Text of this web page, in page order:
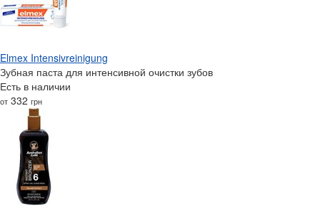
Elmex Intensivreinigung
Зубная паста для интенсивной очистки зубов
Есть в наличии
от 332 грн